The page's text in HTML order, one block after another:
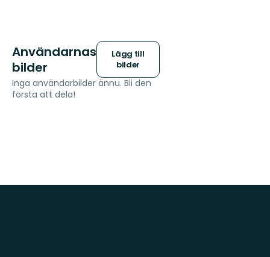
Användarnas
bilder
Lägg till
bilder
Inga användarbilder ännu. Bli den
första att dela!